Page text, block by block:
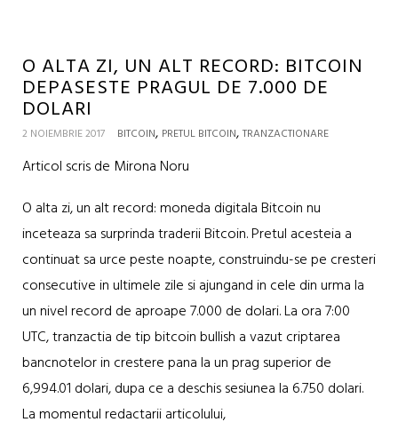
O ALTA ZI, UN ALT RECORD: BITCOIN
DEPASESTE PRAGUL DE 7.000 DE
DOLARI
2 NOIEMBRIE 2017 BITCOIN, PRETUL BITCOIN, TRANZACTIONARE
Articol scris de Mirona Noru
O alta zi, un alt record: moneda digitala Bitcoin nu
inceteaza sa surprinda traderii Bitcoin. Pretul acesteia a
continuat sa urce peste noapte, construindu-se pe cresteri
consecutive in ultimele zile si ajungand in cele din urma la
un nivel record de aproape 7.000 de dolari. La ora 7:00
UTC, tranzactia de tip bitcoin bullish a vazut criptarea
bancnotelor in crestere pana la un prag superior de
6,994.01 dolari, dupa ce a deschis sesiunea la 6.750 dolari.
La momentul redactarii articolului,